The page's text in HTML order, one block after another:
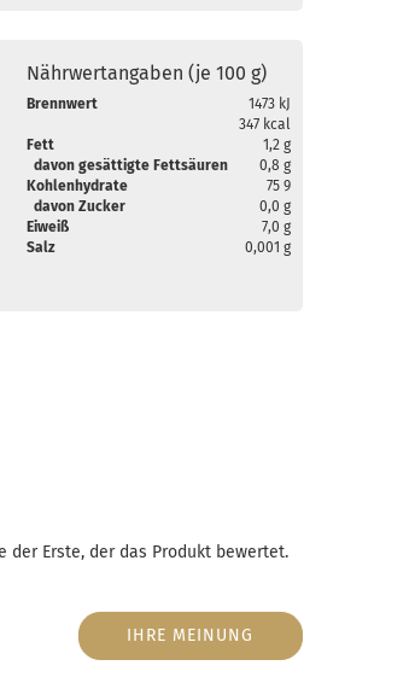
Nährwertangaben (je 100 g)
Brennwert
1473 kJ
347 kcal
Fett
1,2 g
davon gesättigte Fettsäuren
0,8 g
Kohlenhydrate
75 9
davon Zucker
0,0 g
Eiweiß
7,0 g
Salz
0,001 g
der Erste, der das Produkt bewertet.
IHRE MEINUNG